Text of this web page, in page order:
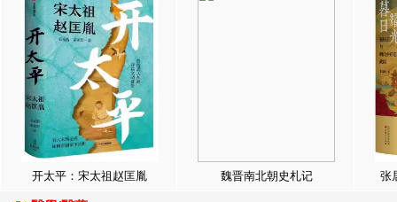
开太平：宋太祖赵匡胤 魏晋南北朝史札记 张